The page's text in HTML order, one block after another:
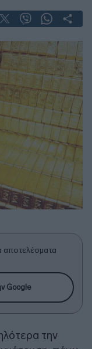
αποτελέσματα
Google
την